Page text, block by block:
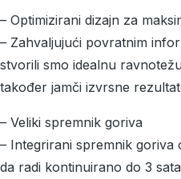
– Optimizirani dizajn za
– Zahvaljujući povratnim
stvorili smo idealnu
također jamči izvrsne
– Veliki spremnik goriva
– Integrirani spremnik
da radi kontinuirano do 3